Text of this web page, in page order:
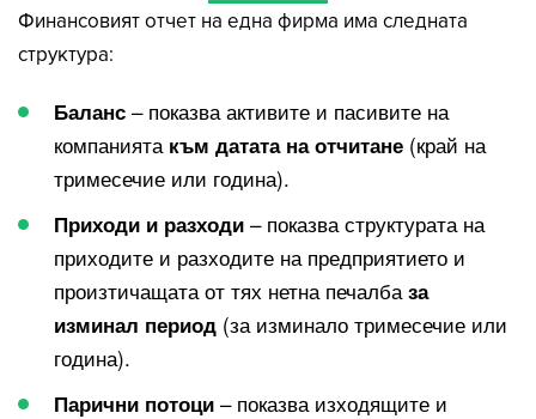
Финансовият отчет на една фирма има следната
структура:
Баланс – показва активите и пасивите на
компанията към датата на отчитане (край на
тримесечие или година).
Приходи и разходи – показва структурата на
приходите и разходите на предприятието и
произтичащата от тях нетна печалба за
изминал период (за изминало тримесечие или
година).
Парични потоци – показва изходящите и